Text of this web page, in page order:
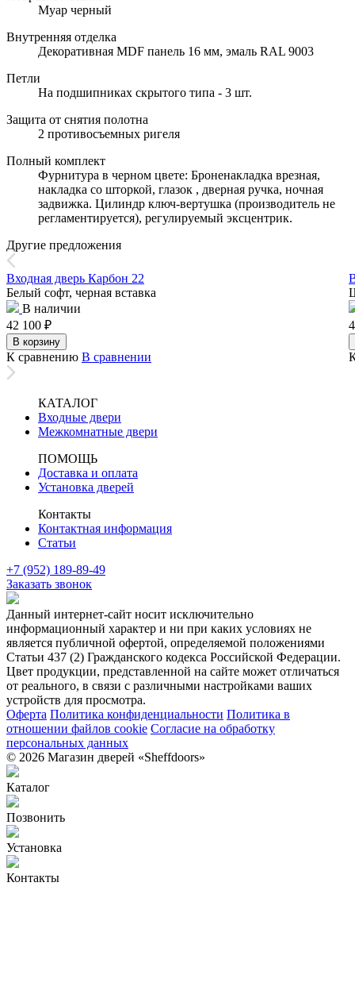
Муар черный
Внутренняя отделка
Декоративная MDF панель 16 мм, эмаль RAL 9003
Петли
На подшипниках скрытого типа - 3 шт.
Защита от снятия полотна
2 противосъемных ригеля
Полный комплект
Фурнитура в черном цвете: Броненакладка врезная,
накладка со шторкой, глазок , дверная ручка, ночная
задвижка. Цилиндр ключ-вертушка (производитель не
регламентируется), регулируемый эксцентрик.
Другие предложения
Входная дверь Карбон 22
Белый софт, черная вставка
В наличии
42 100 ₽
В корзину
К сравнению В сравнении
КАТАЛОГ
Входные двери
Межкомнатные двери
ПОМОЩЬ
Доставка и оплата
Установка дверей
Контакты
Контактная информация
Статьи
+7 (952) 189-89-49
Заказать звонок
Данный интернет-сайт носит исключительно
информационный характер и ни при каких условиях не
является публичной офертой, определяемой положениями
Статьи 437 (2) Гражданского кодекса Российской Федерации.
Цвет продукции, представленной на сайте может отличаться
от реального, в связи с различными настройками ваших
устройств для просмотра.
Оферта Политика конфиденциальности Политика в
отношении файлов cookie Согласие на обработку
персональных данных
© 2026 Магазин дверей «Sheffdoors»
Каталог
Позвонить
Установка
Контакты